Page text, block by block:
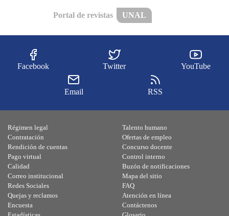
Portal de revistas UNAL
Facebook Twitter YouTube
Email RSS
Régimen legal
Contratación
Rendición de cuentas
Pago virtual
Calidad
Talento humano
Ofertas de empleo
Concurso docente
Control interno
Buzón de notificaciones
Correo institucional
Redes Sociales
Quejas y reclamos
Encuesta
Mapa del sitio
FAQ
Atención en línea
Contáctenos